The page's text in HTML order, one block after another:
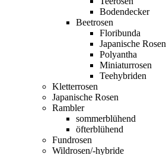
Bodendecker
Beetrosen
Floribunda
Japanische Rosen
Polyantha
Miniaturrosen
Teehybriden
Kletterrosen
Japanische Rosen
Rambler
sommerblühend
öfterblühend
Fundrosen
Wildrosen/-hybride